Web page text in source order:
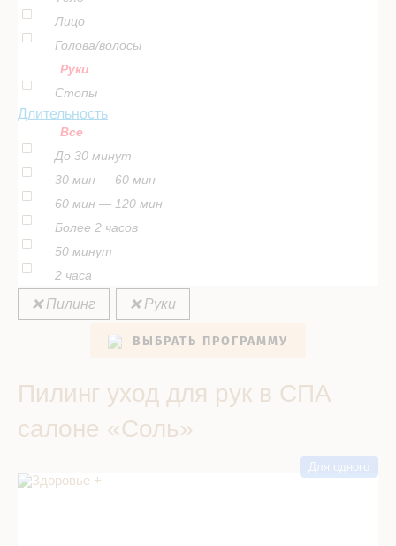
Лицо
Голова/волосы
Руки
Стопы
Длительность
Все
До 30 минут
30 мин — 60 мин
60 мин — 120 мин
Более 2 часов
50 минут
2 часа
❌ Пилинг ❌ Руки
ВЫБРАТЬ ПРОГРАММУ
Пилинг уход для рук в СПА
салоне «Соль»
Здоровье + в СПА салоне
Для одного